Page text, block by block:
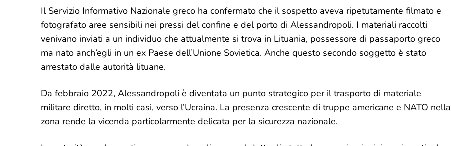
Il Servizio Informativo Nazionale greco ha confermato che il sospetto aveva ripetutamente filmato e
fotografato aree sensibili nei pressi del confine e del porto di Alessandropoli. I materiali raccolti
venivano inviati a un individuo che attualmente si trova in Lituania, possessore di passaporto greco
ma nato anch’egli in un ex Paese dell’Unione Sovietica. Anche questo secondo soggetto è stato
arrestato dalle autorità lituane.
Da febbraio 2022, Alessandropoli è diventata un punto strategico per il trasporto di materiale
militare diretto, in molti casi, verso l’Ucraina. La presenza crescente di truppe americane e NATO nella
zona rende la vicenda particolarmente delicata per la sicurezza nazionale.